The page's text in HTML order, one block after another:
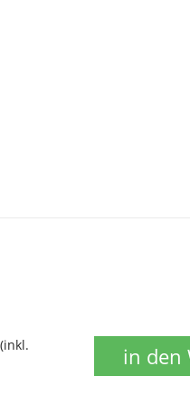
in den